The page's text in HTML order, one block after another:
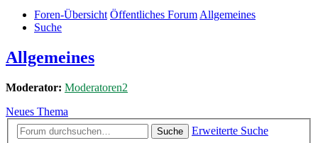
Foren-Übersicht Öffentliches ForumAllgemeines
Suche
Allgemeines
Moderator: Moderatoren2
Neues Thema
Suche
Erweiterte Suche